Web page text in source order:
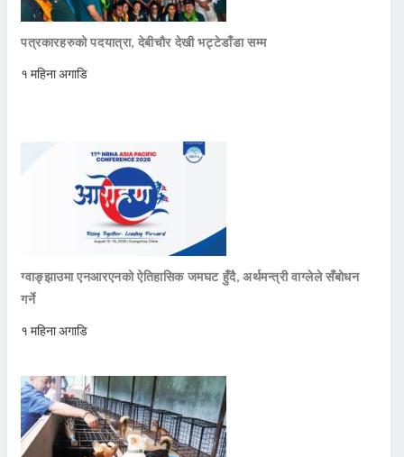
पत्रकारहरुको पदयात्रा, देबीचौर देखी भट्टेडाँडा सम्म
१ महिना अगाडि
ग्वाङ्झाउमा एनआरएनको ऐतिहासिक जमघट हुँदै, अर्थमन्त्री वाग्लेले सँबोधन
गर्ने
१ महिना अगाडि